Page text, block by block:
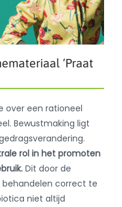
‘Praat
over een rationeel
Bewustmaking ligt
rol in het promoten
Dit door de
behandelen correct te
niet altijd